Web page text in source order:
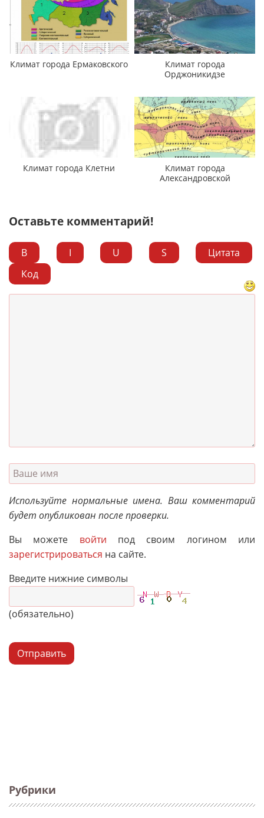
Рубрики
Климат города Ермаковского
Климат города
Орджоникидзе
Климат города Клетни
Климат города
Александровской
Оставьте комментарий!
B I U S
Цитата
Код
Используйте нормальные имена. Ваш комментарий
будет опубликован после проверки.
Вы можете войти под своим логином или
зарегистрироваться на сайте.
Введите нижние символы
(обязательно)
Отправить